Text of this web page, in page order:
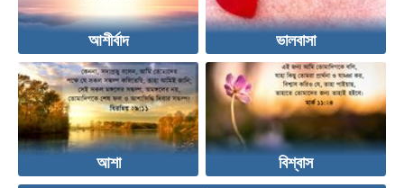
আশীর্বাদ ভালবাসা
আশা বিশ্বাস